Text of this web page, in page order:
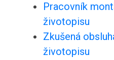
Pracovník
životopisu
Zkušená
životopisu